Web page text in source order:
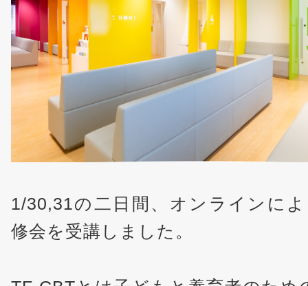
1/30,31の二日間、オンラインに
修会を受講しました。